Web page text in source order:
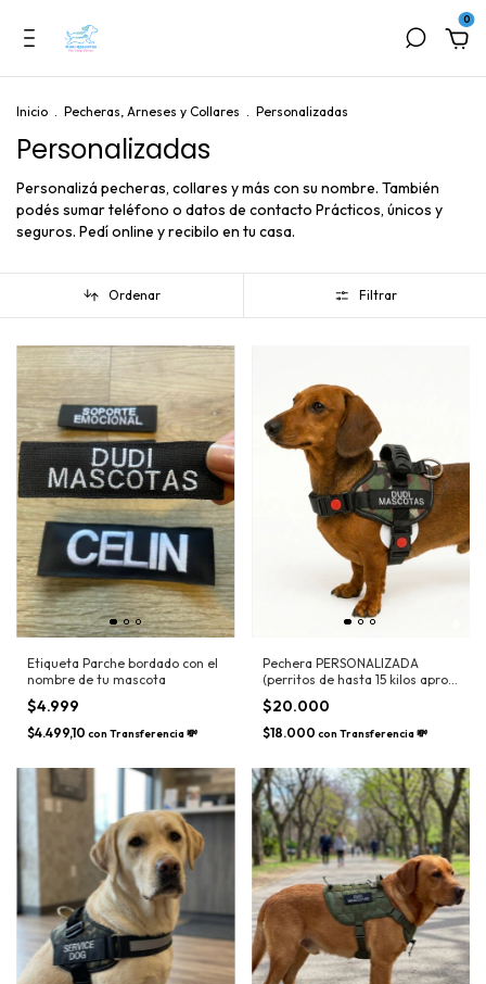
0
Inicio . Pecheras, Arneses y Collares . Personalizadas
Personalizadas
Personalizá pecheras, collares y más con su nombre. También
podés sumar teléfono o datos de contacto Prácticos, únicos y
seguros. Pedí online y recibilo en tu casa.
Ordenar Filtrar
Etiqueta Parche bordado con el
nombre de tu mascota
$4.999
$4.499,10 con Transferencia 💸
Pechera PERSONALIZADA
(perritos de hasta 15 kilos aprox)
- Nombre, Tel, Service Dog,
Asistencia, Etc
$20.000
$18.000 con Transferencia 💸